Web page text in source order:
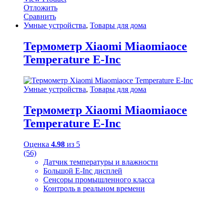
Отложить
Сравнить
Умные устройства, Товары для дома
Термометр Xiaomi Miaomiaoce
Temperature E-Inc
Умные устройства, Товары для дома
Термометр Xiaomi Miaomiaoce
Temperature E-Inc
Оценка 4.98 из 5
(56)
Датчик температуры и влажности
Большой E-Inc дисплей
Сенсоры промышленного класса
Контроль в реальном времени